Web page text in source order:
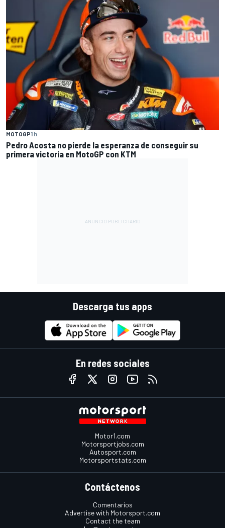
MOTOGP1 h
Pedro Acosta no pierde la esperanza de conseguir su
primera victoria en MotoGP con KTM
Descarga tus apps
En redes sociales
Motor1.com
Motorsportjobs.com
Autosport.com
Motorsportstats.com
Contáctenos
Comentarios
Advertise with Motorsport.com
Contact the team